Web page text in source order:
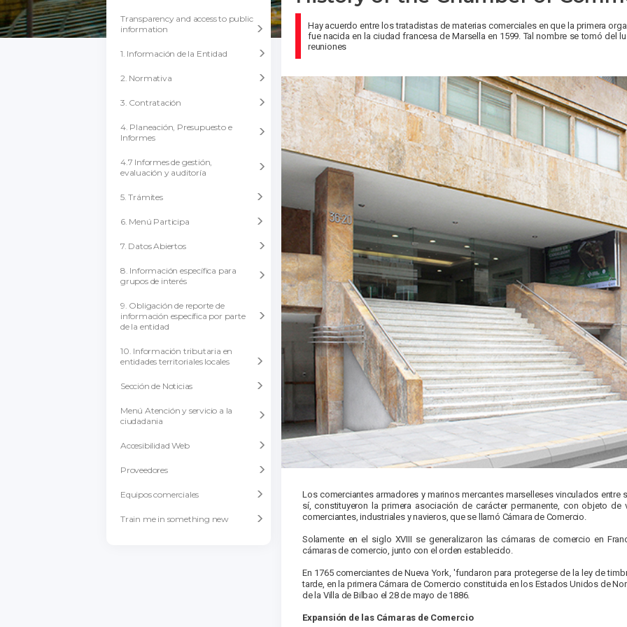
Transparency and access to public
information
1. Información de la Entidad
2. Normativa
3. Contratación
4. Planeación, Presupuesto e
Informes
4.7 Informes de gestión,
evaluación y auditoría
5. Trámites
6. Menú Participa
7. Datos Abiertos
8. Información específica para
grupos de interés
9. Obligación de reporte de
información específica por parte
de la entidad
10. Información tributaria en
entidades territoriales locales
Sección de Noticias
Menú Atención y servicio a la
ciudadania
Accesibilidad Web
Proveedores
Equipos comerciales
Train me in something new
Hay acuerdo entre los tratadistas de materias comerciales en que la primera
fue nacida en la ciudad francesa de Marsella en 1599. Tal nombre se tomó del
reuniones
Los comerciantes armadores y marinos mercantes marselleses vinculados
sí, constituyeron la primera asociación de carácter permanente, con objeto
comerciantes, industriales y navieros, que se llamó Cámara de Comercio.
Solamente en el siglo XVIII se generalizaron las cámaras de comercio en
cámaras de comercio, junto con el orden establecido.
En 1765 comerciantes de Nueva York, 'fundaron para protegerse de la ley de
tarde, en la primera Cámara de Comercio constituida en los Estados Unidos de
de la Villa de Bilbao el 28 de mayo de 1886.
Expansión de las Cámaras de Comercio